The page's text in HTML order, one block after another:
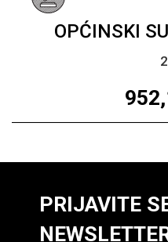
OPĆINSKI
PRIJAVITE